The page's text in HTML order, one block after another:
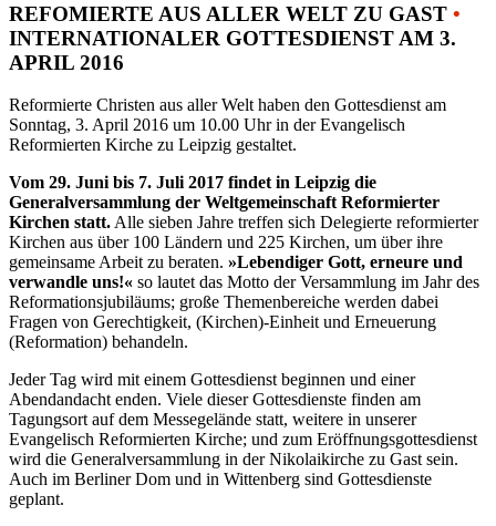
REFOMIERTE AUS ALLER WELT ZU GAST •
INTERNATIONALER GOTTESDIENST AM 3.
APRIL 2016
Reformierte Christen aus aller Welt haben den Gottesdienst am
Sonntag, 3. April 2016 um 10.00 Uhr in der Evangelisch
Reformierten Kirche zu Leipzig gestaltet.
Vom 29. Juni bis 7. Juli 2017 findet in Leipzig die
Generalversammlung der Weltgemeinschaft Reformierter
Kirchen statt.Alle sieben Jahre treffen sich Delegierte reformierter
Kirchen aus über 100 Ländern und 225 Kirchen, um über ihre
gemeinsame Arbeit zu beraten. »Lebendiger Gott, erneure und
verwandle uns!« so lautet das Motto der Versammlung im Jahr des
Reformationsjubiläums; große Themenbereiche werden dabei
Fragen von Gerechtigkeit, (Kirchen)-Einheit und Erneuerung
(Reformation) behandeln.
Jeder Tag wird mit einem Gottesdienst beginnen und einer
Abendandacht enden. Viele dieser Gottesdienste finden am
Tagungsort auf dem Messegelände statt, weitere in unserer
Evangelisch Reformierten Kirche; und zum Eröffnungsgottesdienst
wird die Generalversammlung in der Nikolaikirche zu Gast sein.
Auch im Berliner Dom und in Wittenberg sind Gottesdienste
geplant.